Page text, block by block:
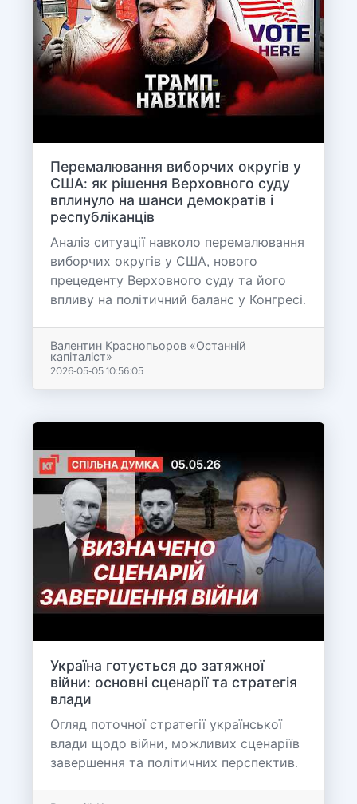
Перемалювання виборчих округів у
США: як рішення Верховного суду
вплинуло на шанси демократів і
республіканців
Аналіз ситуації навколо перемалювання
виборчих округів у США, нового
прецеденту Верховного суду та його
впливу на політичний баланс у Конгресі.
Валентин Краснопьоров «Останній
капіталіст»
2026-05-05 10:56:05
Україна готується до затяжної
війни: основні сценарії та стратегія
влади
Огляд поточної стратегії української
влади щодо війни, можливих сценаріїв
завершення та політичних перспектив.